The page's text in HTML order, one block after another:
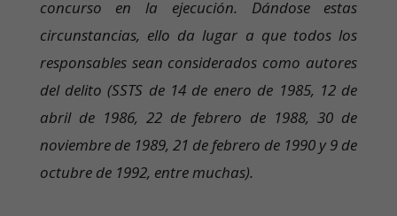
concurso en la ejecución. Dándose estas
circunstancias, ello da lugar a que todos los
responsables sean considerados como autores
del delito (SSTS de 14 de enero de 1985, 12 de
abril de 1986, 22 de febrero de 1988, 30 de
noviembre de 1989, 21 de febrero de 1990 y 9 de
octubre de 1992, entre muchas).